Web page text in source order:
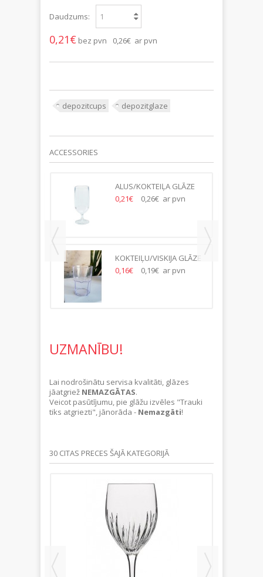
Daudzums:
0,21€ bez pvn 0,26€ ar pvn
depozitcups depozitglaze
ACCESSORIES
ALUS/KOKTEIĻA GLĀZE
450ML,
PLASTMASA-/32.GB/KASTE/
0,21€ 0,26€ ar pvn
KOKTEIĻU/VISKIJA GLĀZE
35CL, PLASTMASAS-
(112.GB/KASTE)
0,16€ 0,19€ ar pvn
UZMANĪBU!
Lai nodrošinātu servisa kvalitāti, glāzes
jāatgriež NEMAZGĀTAS.
Veicot pasūtījumu, pie glāžu izvēles "Trauki
tiks atgriezti", jānorāda - Nemazgāti!
30 CITAS PRECES ŠAJĀ KATEGORIJĀ